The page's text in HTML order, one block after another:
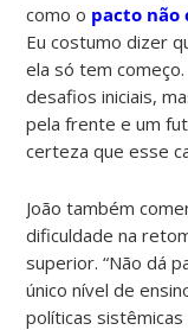
como o pacto não
Eu costumo dizer
ela só tem
desafios iniciais,
pela frente e um
certeza que esse
João também
dificuldade na
superior. “Não dá
único nível de
políticas